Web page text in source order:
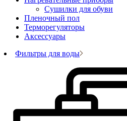
Сушилки для обуви
Пленочный пол
Терморегуляторы
Аксессуары
Фильтры для воды